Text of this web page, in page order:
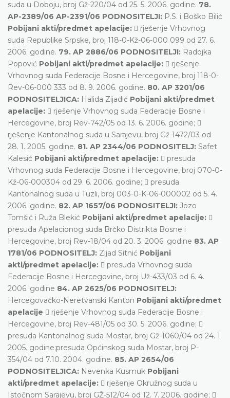
suda u Doboju, broj Gž-220/04 od 25. 5. 2006. godine. 78.
AP-2389/06 AP-2391/06 PODNOSITELJI: P.S. i Boško Bilić
Pobijani akti/predmet apelacije:  rješenje Vrhovnog
suda Republike Srpske, broj 118-0-Kž-06-000 099 od 27. 6.
2006. godine. 79. AP 2886/06 PODNOSITELJI: Radojka
Popović Pobijani akti/predmet apelacije:  rješenje
Vrhovnog suda Federacije Bosne i Hercegovine, broj 118-0-
Rev-06-000 333 od 8. 9. 2006. godine. 80. AP 3201/06
PODNOSITELJICA: Halida Zijadić Pobijani akti/predmet
apelacije:  rješenje Vrhovnog suda Federacije Bosne i
Hercegovine, broj Rev-742/05 od 13. 6. 2006. godine; 
rješenje Kantonalnog suda u Sarajevu, broj Gž-1472/03 od
28. 1. 2005. godine. 81. AP 2344/06 PODNOSITELJ: Safet
Kalesić Pobijani akti/predmet apelacije:  presuda
Vrhovnog suda Federacije Bosne i Hercegovine, broj 070-0-
Kž-06-000304 od 29. 6. 2006. godine;  presuda
Kantonalnog suda u Tuzli, broj 003-0-K-06-000002 od 5. 4.
2006. godine. 82. AP 1657/06 PODNOSITELJI: Jozo
Tomšić i Ruža Blekić Pobijani akti/predmet apelacije: 
presuda Apelacionog suda Brčko Distrikta Bosne i
Hercegovine, broj Rev-18/04 od 20. 3. 2006. godine 83. AP
1781/06 PODNOSITELJ: Zijad Sitnić Pobijani
akti/predmet apelacije:  presuda Vrhovnog suda
Federacije Bosne i Hercegovine, broj Už-433/03 od 6. 4.
2006. godine 84. AP 2625/06 PODNOSITELJ:
Hercegovačko-Neretvanski Kanton Pobijani akti/predmet
apelacije  rješenje Vrhovnog suda Federacije Bosne i
Hercegovine, broj Rev-481/05 od 30. 5. 2006. godine; 
presuda Kantonalnog suda Mostar, broj Gž-1060/04 od 24. 1.
2005. godine;presuda Općinskog suda Mostar, broj P-
354/04 od 7.10. 2004. godine. 85. AP 2654/06
PODNOSITELJICA: Nevenka Kusmuk Pobijani
akti/predmet apelacije:  rješenje Okružnog suda u
Istočnom Sarajevu, broj GŽ-512/04 od 12. 7. 2006. godine; 